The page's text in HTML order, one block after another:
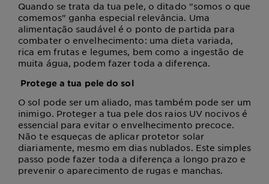
Quando se trata da tua pele, o ditado "somos o que
comemos" ganha especial relevância. Uma
alimentação saudável é o ponto de partida para
combater o envelhecimento: uma dieta variada,
rica em frutas e legumes, bem como a ingestão de
muita água, podem fazer toda a diferença.
Protege a tua pele do sol
O sol pode ser um aliado, mas também pode ser um
inimigo. Proteger a tua pele dos raios UV nocivos é
essencial para evitar o envelhecimento precoce.
Não te esqueças de aplicar protetor solar
diariamente, mesmo em dias nublados. Este simples
passo pode fazer toda a diferença a longo prazo e
prevenir o aparecimento de rugas e manchas.